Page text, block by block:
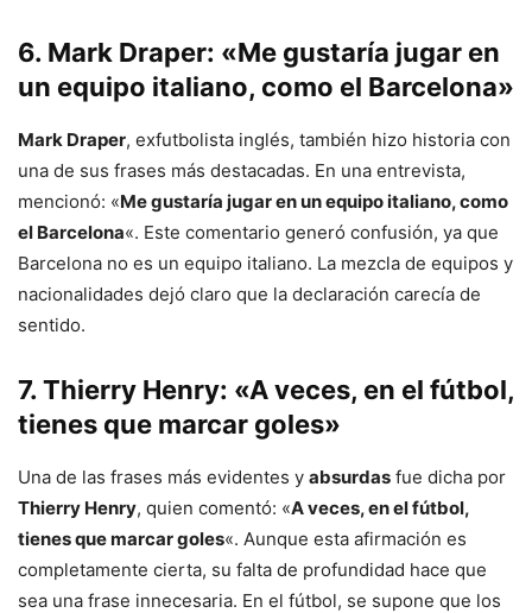
6. Mark Draper: «Me gustaría jugar en
un equipo italiano, como el Barcelona»
Mark Draper, exfutbolista inglés, también hizo historia con
una de sus frases más destacadas. En una entrevista,
mencionó: «Me gustaría jugar en un equipo italiano, como
el Barcelona«. Este comentario generó confusión, ya que
Barcelona no es un equipo italiano. La mezcla de equipos y
nacionalidades dejó claro que la declaración carecía de
sentido.
7. Thierry Henry: «A veces, en el fútbol,
tienes que marcar goles»
Una de las frases más evidentes y absurdas fue dicha por
Thierry Henry, quien comentó: «A veces, en el fútbol,
tienes que marcar goles«. Aunque esta afirmación es
completamente cierta, su falta de profundidad hace que
sea una frase innecesaria. En el fútbol, se supone que los